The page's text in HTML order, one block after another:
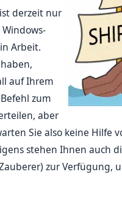
derzeit nur
Arbeit.
auf Ihrem
zum
aber
Sie also keine Hilfe
stehen Ihnen auch
zur Verfügung,